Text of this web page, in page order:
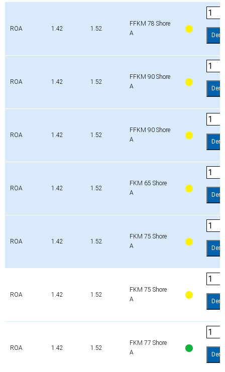
ROA 1.42 1.52
FFKM 78 Shore
A
ROA 1.42 1.52
FFKM 90 Shore
A
ROA 1.42 1.52
FFKM 90 Shore
A
ROA 1.42 1.52
FKM 65 Shore
A
ROA 1.42 1.52
FKM 75 Shore
A
ROA 1.42 1.52
FKM 75 Shore
A
ROA 1.42 1.52
FKM 77 Shore
A